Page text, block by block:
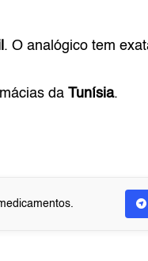
. O analógico tem
daTunísia.